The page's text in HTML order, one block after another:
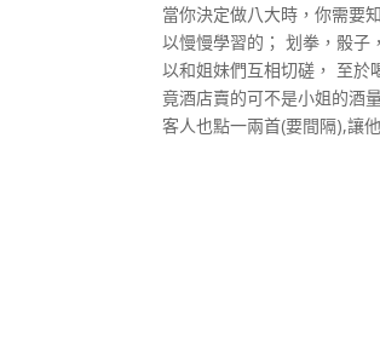
當你決定做八大時，你需要
以慢慢學習的； 划拳，骰子
以和姐妹們互相切磋， 至於
竟酒店賣的可不是小姐的酒
客人也點一兩首(要間隔),讓